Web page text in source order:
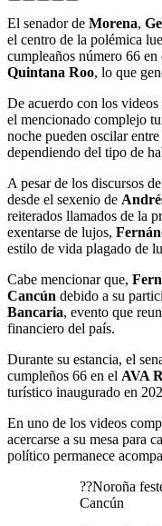
El senador de Morena,
el centro de la polémica
cumpleaños número 66
Quintana Roo, lo que
De acuerdo con los
el mencionado complejo
noche pueden oscilar
dependiendo del tipo de
A pesar de los discursos
desde el sexenio de
reiterados llamados de la
exentarse de lujos,
estilo de vida plagado de
Cabe mencionar que,
Cancún debido a su
Bancaria, evento que
financiero del país.
Durante su estancia, el
cumpleños 66 en el AVA
turístico inaugurado en
En uno de los videos
acercarse a su mesa para
político permanece
??Noroña
Cancún